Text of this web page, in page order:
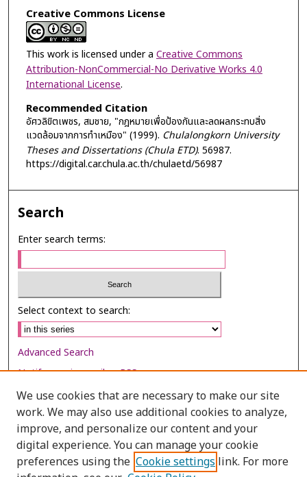
Creative Commons License
This work is licensed under a Creative Commons
Attribution-NonCommercial-No Derivative Works 4.0
International License.
Recommended Citation
อัศวลิขิตเพชร, สมชาย, "กฎหมายเพื่อป้องกันและลดผลกระทบสิ่ง
แวดล้อมจากการทำเหมือง" (1999). Chulalongkorn University
Theses and Dissertations (Chula ETD). 56987.
https://digital.car.chula.ac.th/chulaetd/56987
Search
Enter search terms:
Select context to search:
Advanced Search
Notify me via email orRSS
Browse
Collections
Disciplines
Authors
We use cookies that are necessary to make our site
work. We may also use additional cookies to analyze,
improve, and personalize our content and your
digital experience. You can manage your cookie
preferences using the Cookie settings link. For more